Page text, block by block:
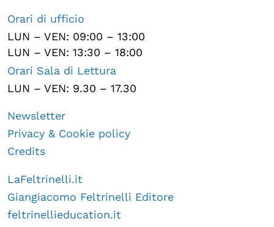
Orari di ufficio
LUN – VEN: 09:00 – 13:00
LUN – VEN: 13:30 – 18:00
Orari Sala di Lettura
LUN – VEN: 9.30 – 17.30
Newsletter
Privacy & Cookie policy
Credits
LaFeltrinelli.it
Giangiacomo Feltrinelli Editore
feltrinellieducation.it